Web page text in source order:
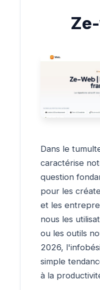
Dans le
caractérise
question
pour les
et les
nous les
ou les outils
2026,
simple
à la